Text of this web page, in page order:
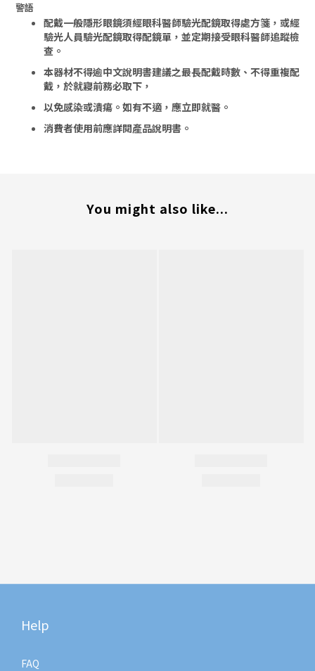
警語
配戴一般隱形眼鏡須經眼科醫師驗光配鏡取得處方箋，或經
驗光人員驗光配鏡取得配鏡單，並定期接受眼科醫師追蹤檢
查。
本器材不得逾中文說明書建議之最長配戴時數、不得重複配
戴，於就寢前務必取下，
以免感染或潰瘍。 如有不適，應立即就醫。
消費者使用前應詳閱產品說明書。
You might also like...
Help
FAQ